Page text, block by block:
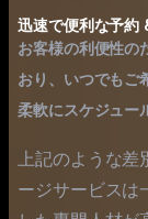
迅速で便利な予約
お客様の利便性の
おり、いつでもご
柔軟にスケジュー
上記のような差
ージサービスは